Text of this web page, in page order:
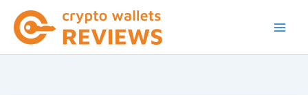
contenuto